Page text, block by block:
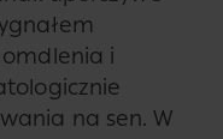
omdlenia i
na sen. W